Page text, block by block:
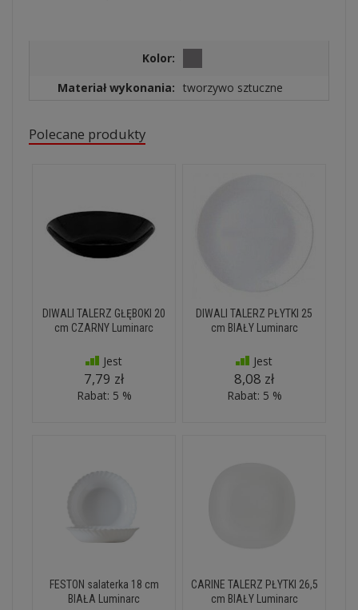
Kolor:
Materiał wykonania: tworzywo sztuczne
Polecane produkty
DIWALI TALERZ GŁĘBOKI 20
cm CZARNY Luminarc
Jest
7,79 zł
Rabat: 5 %
DIWALI TALERZ PŁYTKI 25
cm BIAŁY Luminarc
Jest
8,08 zł
Rabat: 5 %
FESTON salaterka 18 cm
BIAŁA Luminarc
CARINE TALERZ PŁYTKI 26,5
cm BIAŁY Luminarc